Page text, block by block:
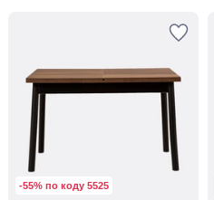
-55% по коду 5525